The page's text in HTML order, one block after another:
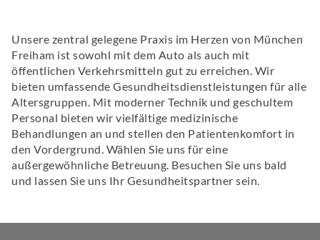
Unsere zentral gelegene Praxis im Herzen von München
Freiham ist sowohl mit dem Auto als auch mit
öffentlichen Verkehrsmitteln gut zu erreichen. Wir
bieten umfassende Gesundheitsdienstleistungen für alle
Altersgruppen. Mit moderner Technik und geschultem
Personal bieten wir vielfältige medizinische
Behandlungen an und stellen den Patientenkomfort in
den Vordergrund. Wählen Sie uns für eine
außergewöhnliche Betreuung. Besuchen Sie uns bald
und lassen Sie uns Ihr Gesundheitspartner sein.